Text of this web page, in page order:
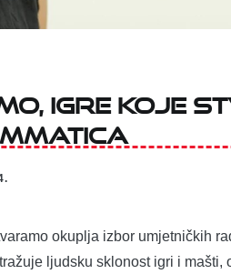
igre koje
okuplja izbor umjetničkih
ljudsku sklonost igri i